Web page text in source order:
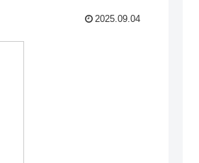
2025.09.04